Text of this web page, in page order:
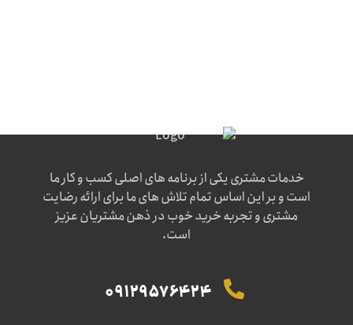
خدمات مشتری یکی از برنامه های اصلی کسب و کار ما
است و بر این اساس تمام تلاش های ما برای ارائه رضایت
مشتری و تجربه خرید خوب در ذهن مشتریان عزیز
است.
09129576424